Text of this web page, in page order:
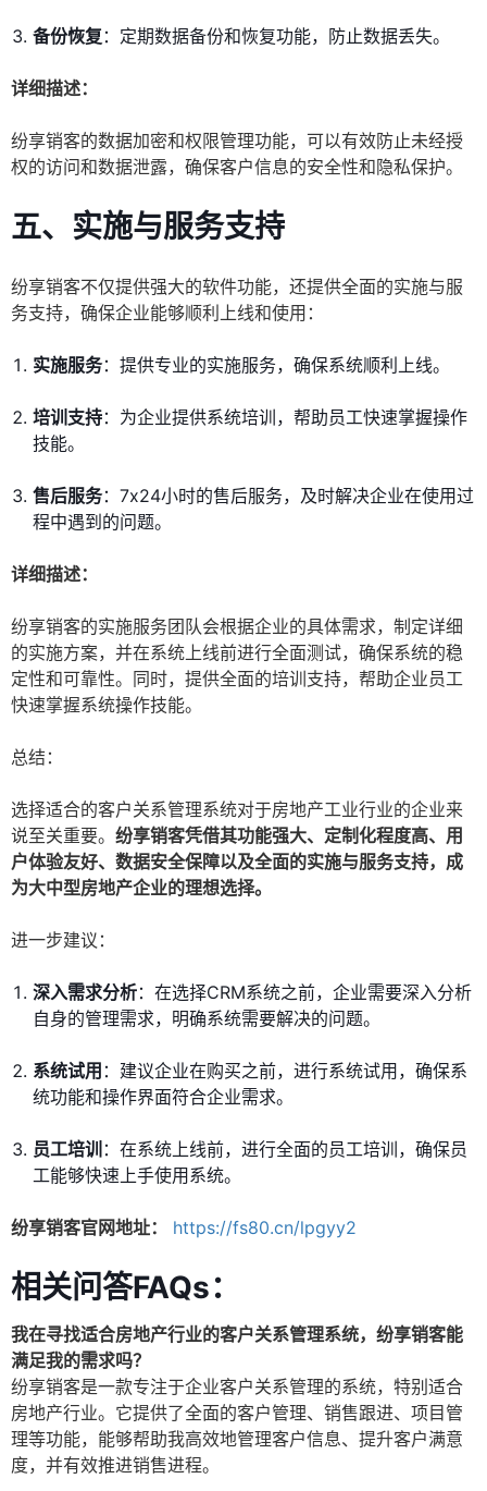
备份恢复 ：定期数据备份和恢复功能，防止数据丢失。
详细描述：
纷享销客的数据加密和权限管理功能，可以有效防止未经授
权的访问和数据泄露，确保客户信息的安全性和隐私保护。
五、实施与服务支持
纷享销客不仅提供强大的软件功能，还提供全面的实施与服
务支持，确保企业能够顺利上线和使用：
实施服务：提供专业的实施服务，确保系统顺利上线。
培训支持：为企业提供系统培训，帮助员工快速掌握操作
技能。
售后服务：7x24小时的售后服务，及时解决企业在使用过
程中遇到的问题。
详细描述：
纷享销客的实施服务团队会根据企业的具体需求，制定详细
的实施方案，并在系统上线前进行全面测试，确保系统的稳
定性和可靠性。同时，提供全面的培训支持，帮助企业员工
快速掌握系统操作技能。
总结：
选择适合的客户关系管理系统对于房地产工业行业的企业来
说至关重要。 纷享销客凭借其功能强大、定制化程度高、用
户体验友好、数据安全保障以及全面的实施与服务支持，成
为大中型房地产企业的理想选择。
进一步建议：
深入需求分析：在选择CRM系统之前，企业需要深入分析
自身的管理需求，明确系统需要解决的问题。
系统试用 ：建议企业在购买之前，进行系统试用，确保系
统功能和操作界面符合企业需求。
员工培训 ：在系统上线前，进行全面的员工培训，确保员
工能够快速上手使用系统。
纷享销客官网地址： https://fs80.cn/lpgyy2
相关问答FAQs：
我在寻找适合房地产行业的客户关系管理系统，纷享销客能
满足我的需求吗？
纷享销客是一款专注于企业客户关系管理的系统，特别适合
房地产行业。它提供了全面的客户管理、销售跟进、项目管
理等功能，能够帮助我高效地管理客户信息、提升客户满意
度，并有效推进销售进程。